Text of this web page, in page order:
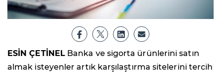
ESİN ÇETİNELBanka ve sigorta ürünlerini satın
almak isteyenler artık karşılaştırma sitelerini tercih